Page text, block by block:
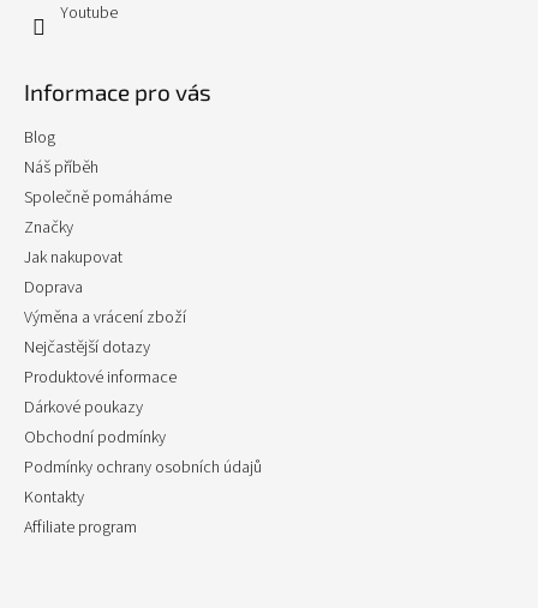
Youtube
Informace pro vás
Blog
Náš příběh
Společně pomáháme
Značky
Jak nakupovat
Doprava
Výměna a vrácení zboží
Nejčastější dotazy
Produktové informace
Dárkové poukazy
Obchodní podmínky
Podmínky ochrany osobních údajů
Kontakty
Affiliate program